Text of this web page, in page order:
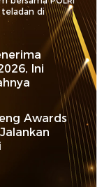
teladan di
Ini
Awards